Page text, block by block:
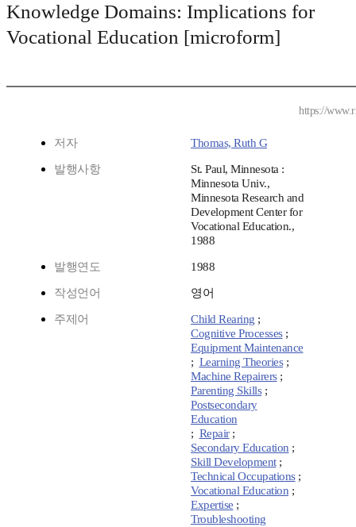
Knowledge Domains: Implications for
Vocational Education [microform]
https://
저자 Thomas, Ruth G
발행사항
St. Paul, Minnesota :
Minnesota Univ.,
Minnesota Research and
Development Center for
Vocational Education.,
1988
발행연도 1988
작성언어 영어
주제어 Child Rearing ;
Cognitive Processes;
Equipment Maintenance
; Learning Theories;
Machine Repairers;
Parenting Skills;
Postsecondary
Education
; Repair;
Secondary Education ;
Skill Development;
Technical Occupations;
Vocational Education ;
Expertise ;
Troubleshooting